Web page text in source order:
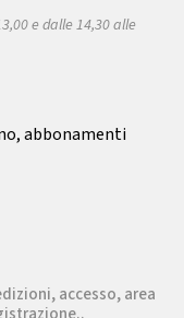
e dalle 14,30 alle
abbonamenti
accesso, area